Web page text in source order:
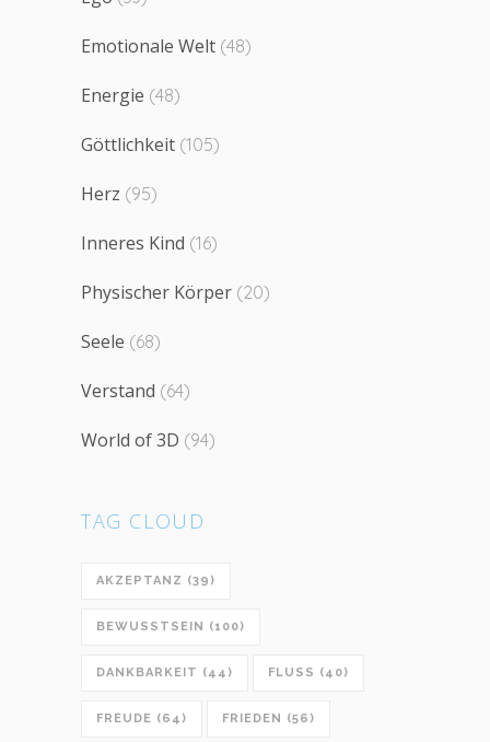
Emotionale Welt (48)
Energie (48)
Göttlichkeit (105)
Herz (95)
Inneres Kind (16)
Physischer Körper (20)
Seele (68)
Verstand (64)
World of 3D (94)
TAG CLOUD
AKZEPTANZ (39)
BEWUSSTSEIN (100)
DANKBARKEIT (44) FLUSS (40)
FREUDE (64) FRIEDEN (56)